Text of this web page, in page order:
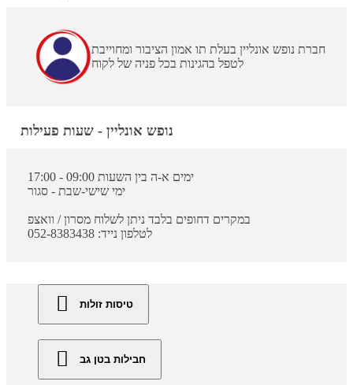
חברת נופש אונליין בעלת תו אמון הציבור ומחוייבת
לטפל בהגינות בכל פניה של לקוח
נופש אונליין - שעות פעילות
ימים א-ה בין השעות 09:00 - 17:00
ימי שישי-שבת - סגור
במקרים דחופים בלבד ניתן לשלוח מסרון / וואצפ
לטלפון נייד: 052-8383438
טיסות זולות
חבילות בטן גב